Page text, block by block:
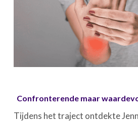
Confronterende maar
Tijdens het traject ontdekte